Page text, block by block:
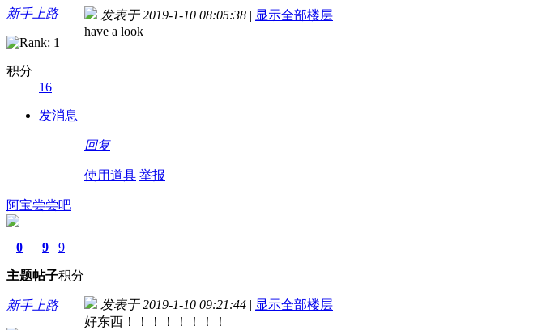
新手上路
积分
16
发消息
发表于 2019-1-10 08:05:38 | 显示全部楼层
have a look
回复
使用道具 举报
阿宝尝尝吧
0
主题
9
帖子
9
积分
新手上路 发表于 2019-1-10 09:21:44 | 显示全部楼层
好东西！！！！！！！！